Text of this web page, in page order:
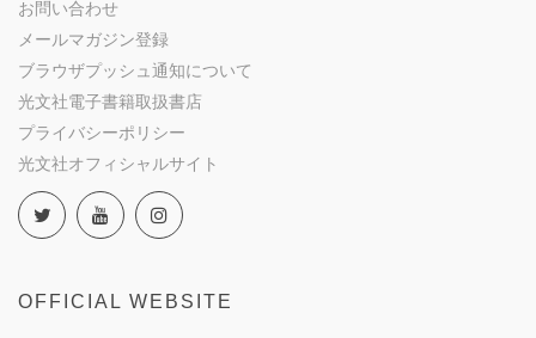
お問い合わせ
メールマガジン登録
ブラウザプッシュ通知について
光文社電子書籍取扱書店
プライバシーポリシー
光文社オフィシャルサイト
OFFICIAL WEBSITE